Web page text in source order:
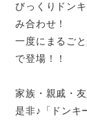
びっくりドン
み合わせ！
一度にまるご
で登場！！
家族・親戚・
是非♪「ドンキ